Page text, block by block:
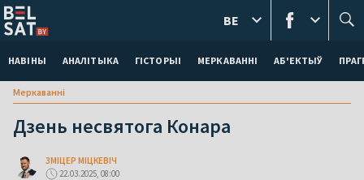
НАВІНЫ АНАЛІТЫКА ГІСТОРЫІ МЕРКАВАННI АБ'ЕКТЫЎ
BE
Меркаваннi
Дзень несвятога Конара
ЗМІЦЕР МІЦКЕВІЧ
22.03.2025, 08:00